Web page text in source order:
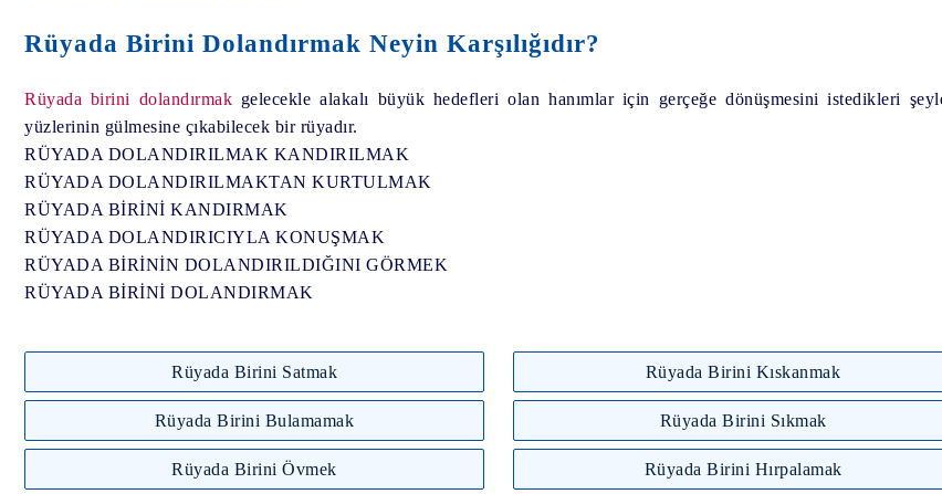
Rüyada Birini Dolandırmak Neyin Karşılığıdır?
Rüyada birini dolandırmak gelecekle alakalı büyük hedefleri olan hanımlar için gerçeğe dönüşmesini istedikleri
yüzlerinin gülmesine çıkabilecek bir rüyadır.
RÜYADA DOLANDIRILMAK KANDIRILMAK
RÜYADA DOLANDIRILMAKTAN KURTULMAK
RÜYADA BİRİNİ KANDIRMAK
RÜYADA DOLANDIRICIYLA KONUŞMAK
RÜYADA BİRİNİN DOLANDIRILDIĞINI GÖRMEK
RÜYADA BİRİNİ DOLANDIRMAK
Rüyada Birini Satmak Rüyada Birini Kıskanmak
Rüyada Birini Bulamamak Rüyada Birini Sıkmak
Rüyada Birini Övmek Rüyada Birini Hırpalamak